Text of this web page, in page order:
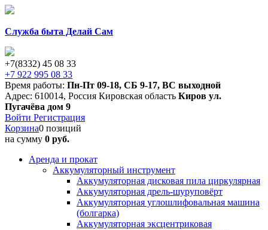
Служба быта Делай Сам
+7(8332) 45 08 33
+7 922 995 08 33
Время работы: Пн-Пт 09-18, СБ 9-17, ВС выходной
Адрес: 610014, Россия Кировская область Киров ул.
Пугачёва дом 9
Войти Регистрация
Корзина0 позиций
на сумму 0 руб.
Аренда и прокат
Аккумуляторный инструмент
Аккумуляторная дисковая пила циркулярная
Аккумуляторная дрель-шуруповёрт
Аккумуляторная углошлифовальная машина
(болгарка)
Аккумуляторная эксцентриковая